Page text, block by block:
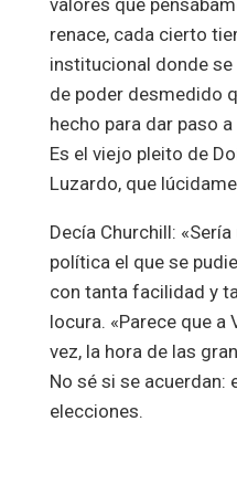
valores que
renace, cada cierto
institucional donde
de poder desmedido
hecho para dar paso
Es el viejo pleito de
Luzardo, que
Decía Churchill:
política el que se
con tanta facilidad y
locura. «Parece que a
vez, la hora de las
No sé si se acuerdan:
elecciones.